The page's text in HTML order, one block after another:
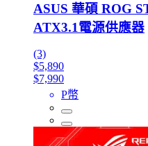
ASUS 華碩 ROG
ATX3.1電源供應器
(3)
$5,890
$7,990
P幣